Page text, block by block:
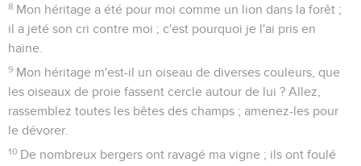
8 Mon héritage a été pour moi comme un lion dans la forêt ;
il a jeté son cri contre moi ; c'est pourquoi je l'ai pris en
haine.
9 Mon héritage m'est-il un oiseau de diverses couleurs, que
les oiseaux de proie fassent cercle autour de lui ? Allez,
rassemblez toutes les bêtes des champs ; amenez-les pour
le dévorer.
10 De nombreux bergers ont ravagé ma vigne ; ils ont foulé